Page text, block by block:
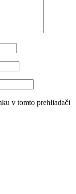
v tomto prehliadači